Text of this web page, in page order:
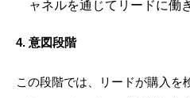
ャネルを通じてリードに働
4. 意図段階
この段階では、リードが購入を